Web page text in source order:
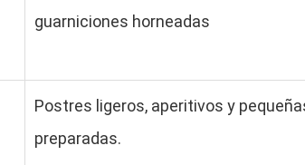
guarniciones horneadas
Postres ligeros, aperitivos y
preparadas.